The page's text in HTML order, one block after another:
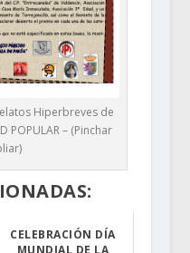
Hiperbreves de
POPULAR – (Pinchar
CELEBRACIÓN DÍA
MUNDIAL DE LA